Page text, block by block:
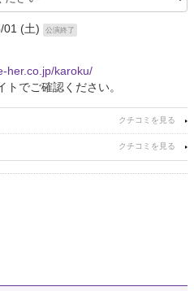
01 (土) 公演終了
her.co.jp/karoku/
でご確認ください。